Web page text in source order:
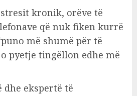
stresit kronik, orëve të
që nuk fiken kurrë
më shumë për të
pyetje tingëllon edhe më
dhe ekspertë të